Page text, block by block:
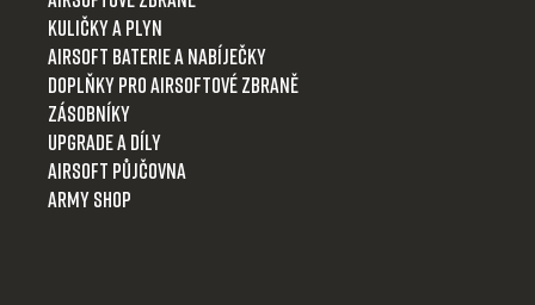
Kuličky a plyn
Airsoft baterie a nabíječky
Doplňky pro airsoftové zbraně
Zásobníky
Upgrade a díly
Airsoft půjčovna
Army shop